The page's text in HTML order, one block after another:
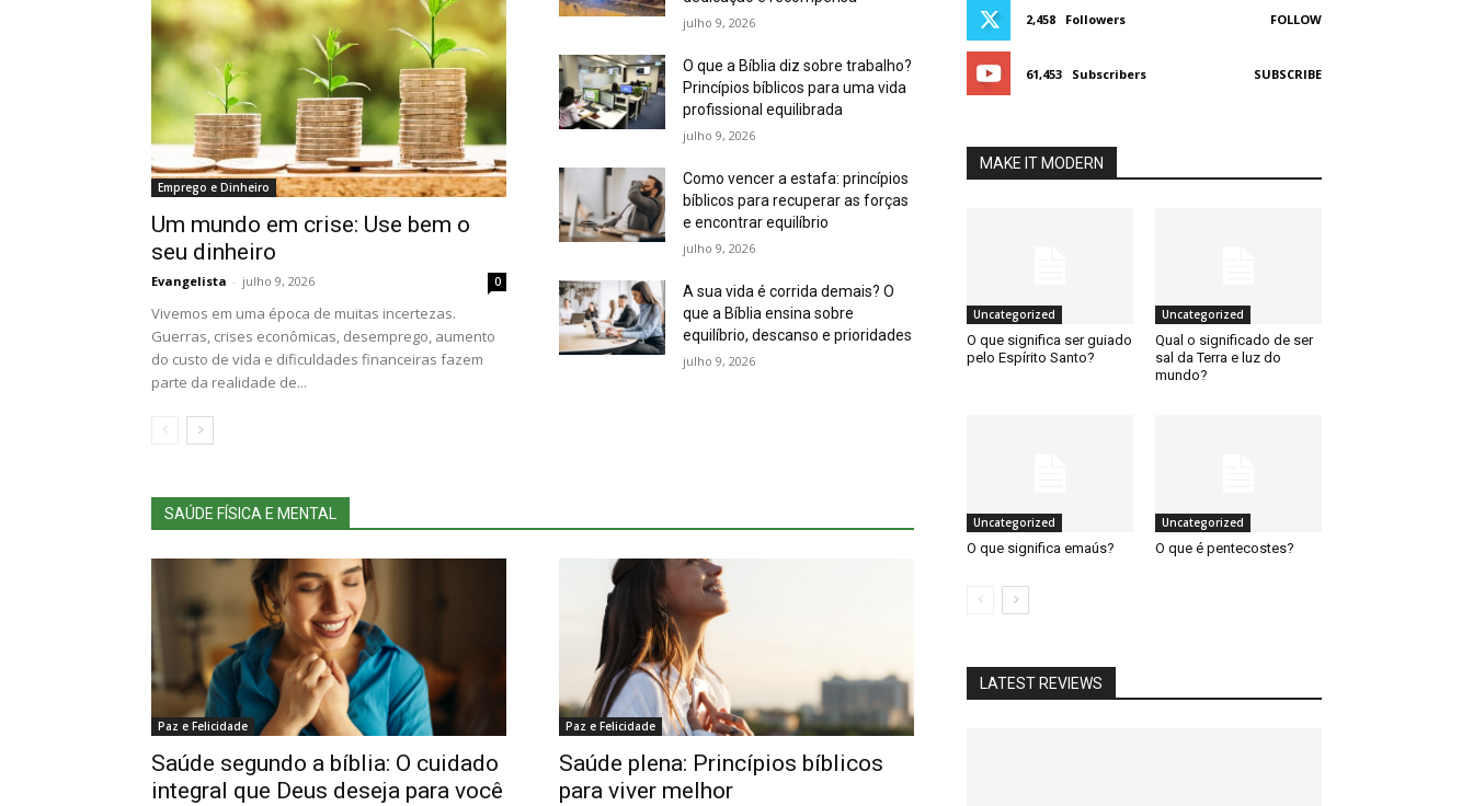
Emprego e Dinheiro
Um mundo em crise: Use bem o
seu dinheiro
Evangelista - julho 9, 2026 0
Vivemos em uma época de muitas incertezas.
Guerras, crises econômicas, desemprego, aumento
do custo de vida e dificuldades financeiras fazem
parte da realidade de...
julho 9, 2026
O que a Bíblia diz sobre trabalho?
Princípios bíblicos para uma vida
profissional equilibrada
julho 9, 2026
Como vencer a estafa: princípios
bíblicos para recuperar as forças
e encontrar equilíbrio
julho 9, 2026
A sua vida é corrida demais? O
que a Bíblia ensina sobre
equilíbrio, descanso e prioridades
julho 9, 2026
SAÚDE FÍSICA E MENTAL
Paz e Felicidade
Saúde segundo a bíblia: O cuidado
integral que Deus deseja para você
Paz e Felicidade
Saúde plena: Princípios bíblicos
para viver melhor
2,458 Followers FOLLOW
61,453 Subscribers SUBSCRIBE
MAKE IT MODERN
Uncategorized
O que significa ser guiado
pelo Espírito Santo?
Uncategorized
Qual o significado de ser
sal da Terra e luz do
mundo?
Uncategorized
O que significa emaús?
Uncategorized
O que é pentecostes?
LATEST REVIEWS